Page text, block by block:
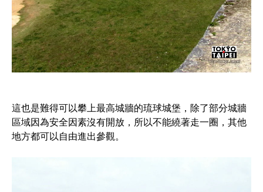
這也是難得可以攀上最高城牆的琉球城堡，除了部分城牆
區域因為安全因素沒有開放，所以不能繞著走一圈，其他
地方都可以自由進出參觀。